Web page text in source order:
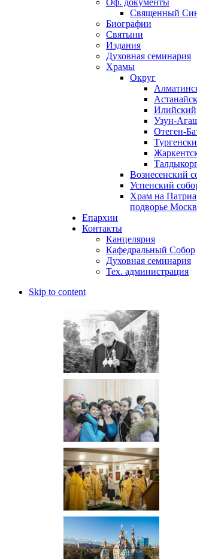
Священный
Биографии
Святыни
Издания
Духовная семинария
Храмы
Округ
Илийский
Узун-
Отеген-
Вознесенский
Успенский
Храм на
подворье
Епархии
Контакты
Канцелярия
Кафедральный Собор
Духовная семинария
Тех. администрация
Skip to content